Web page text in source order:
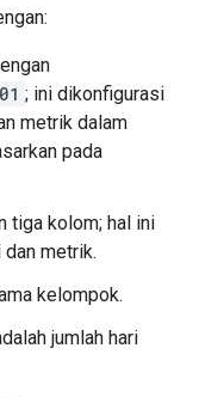
; ini dikonfigurasi
metrik dalam
pada
tiga kolom; hal ini
metrik.
kelompok.
jumlah hari